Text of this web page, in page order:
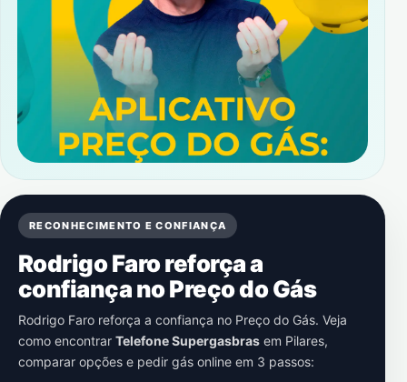
RECONHECIMENTO E CONFIANÇA
Rodrigo Faro reforça a
confiança no Preço do Gás
Rodrigo Faro reforça a confiança no Preço do Gás. Veja
como encontrar Telefone Supergasbras em Pilares,
comparar opções e pedir gás online em 3 passos: